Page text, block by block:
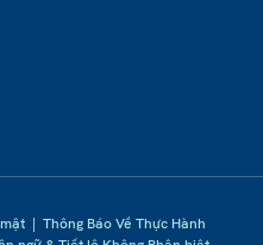
| Thông Báo Về Thực Hành